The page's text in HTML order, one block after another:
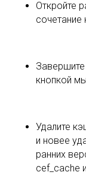
Откройте
сочетание
кнопкой
Удалите
и новее
ранних
cef_cache